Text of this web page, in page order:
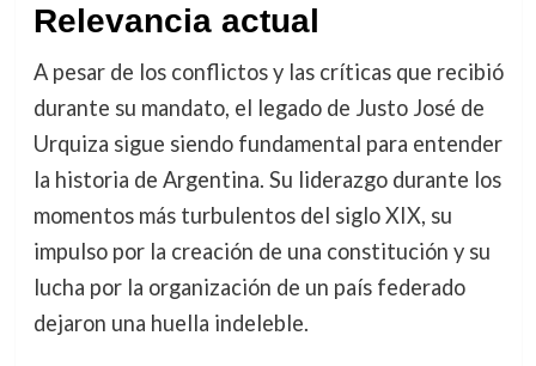
Relevancia actual
A pesar de los conflictos y las críticas que recibió
durante su mandato, el legado de Justo José de
Urquiza sigue siendo fundamental para entender
la historia de Argentina. Su liderazgo durante los
momentos más turbulentos del siglo XIX, su
impulso por la creación de una constitución y su
lucha por la organización de un país federado
dejaron una huella indeleble.